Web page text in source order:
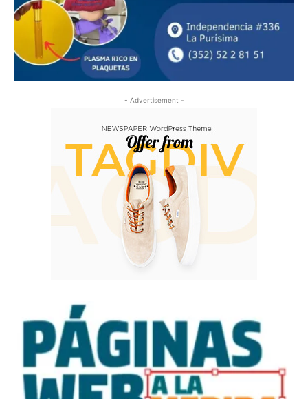
- Advertisement -